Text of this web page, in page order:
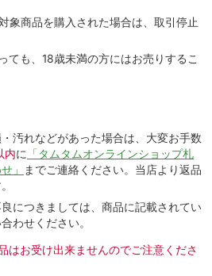
象商品を購入された場合は、取引停止
ても、18歳未満の方にはお売りするこ
汚れなどがあった場合は、大変お手数
内に 「タムタムオンラインショップ札
」
までご連絡ください。当店より返品
につきましては、商品に記載されてい
わせください。
はお受け出来ませんのでご注意くださ